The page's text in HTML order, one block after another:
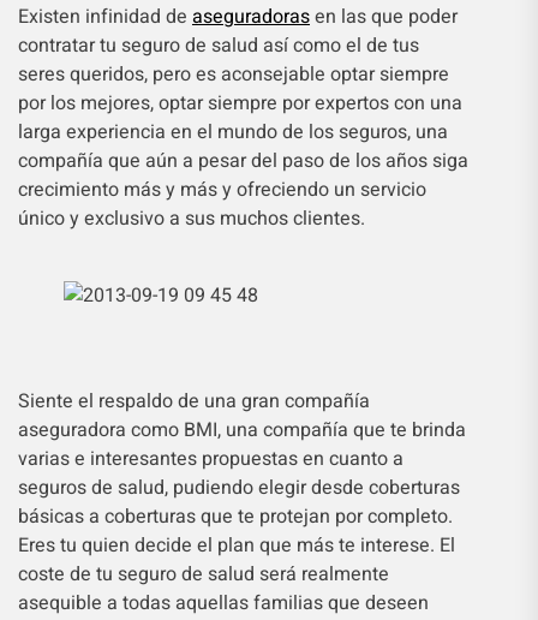
Existen infinidad de aseguradorasen las que poder
contratar tu seguro de salud así como el de tus
seres queridos, pero es aconsejable optar siempre
por los mejores, optar siempre por expertos con una
larga experiencia en el mundo de los seguros, una
compañía que aún a pesar del paso de los años siga
crecimiento más y más y ofreciendo un servicio
único y exclusivo a sus muchos clientes.
Siente el respaldo de una gran compañía
aseguradora como BMI, una compañía que te brinda
varias e interesantes propuestas en cuanto a
seguros de salud, pudiendo elegir desde coberturas
básicas a coberturas que te protejan por completo.
Eres tu quien decide el plan que más te interese. El
coste de tu seguro de salud será realmente
asequible a todas aquellas familias que deseen